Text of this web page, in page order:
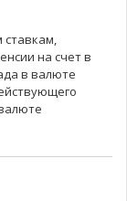
ставкам,
на счет в
в валюте